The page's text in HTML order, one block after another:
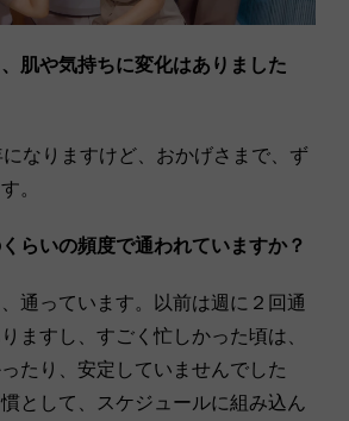
肌や気持ちに変化はありました
になりますけど、おかげさまで、ず
。
らいの頻度で通われていますか？
通っています。以前は週に２回通
ますし、すごく忙しかった頃は、
たり、安定していませんでした
として、スケジュールに組み込ん